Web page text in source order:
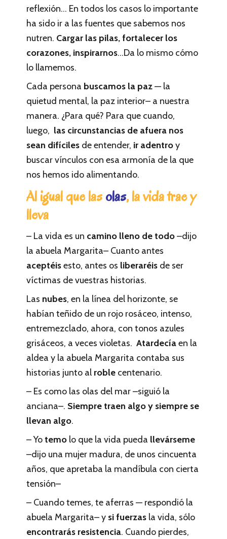
reflexión… En todos los casos lo importante
ha sido ir a las fuentes que sabemos nos
nutren. Cargar las pilas, fortalecer los
corazones, inspirarnos…Da lo mismo cómo
lo llamemos.
Cada persona buscamos la paz— la
quietud mental, la paz interior– a nuestra
manera. ¿Para qué? Para que cuando,
luego, las circunstancias de afuera nos
sean difíciles de entender, ir adentroy
buscar vínculos con esa armonía de la que
nos hemos ido alimentando.
Al igual que lasolas, la vida trae y
lleva
– La vida es un camino lleno de todo–dijo
la abuela Margarita– Cuanto antes
aceptéisesto, antes os liberaréis de ser
víctimas de vuestras historias.
Las nubes, en la línea del horizonte, se
habían teñido de un rojo rosáceo, intenso,
entremezclado, ahora, con tonos azules
grisáceos, a veces violetas.Atardecíaen la
aldea y la abuela Margarita contaba sus
historias junto al roble centenario.
– Es como las olas del mar –siguió la
anciana–. Siempre traen algo y siempre se
llevan algo.
– Yotemo lo que la vida pueda llevárseme
–dijo una mujer madura, de unos cincuenta
años, que apretaba la mandíbula con cierta
tensión–
– Cuando temes, te aferras — respondió la
abuela Margarita– y si fuerzas la vida, sólo
encontrarás resistencia. Cuando pierdes,